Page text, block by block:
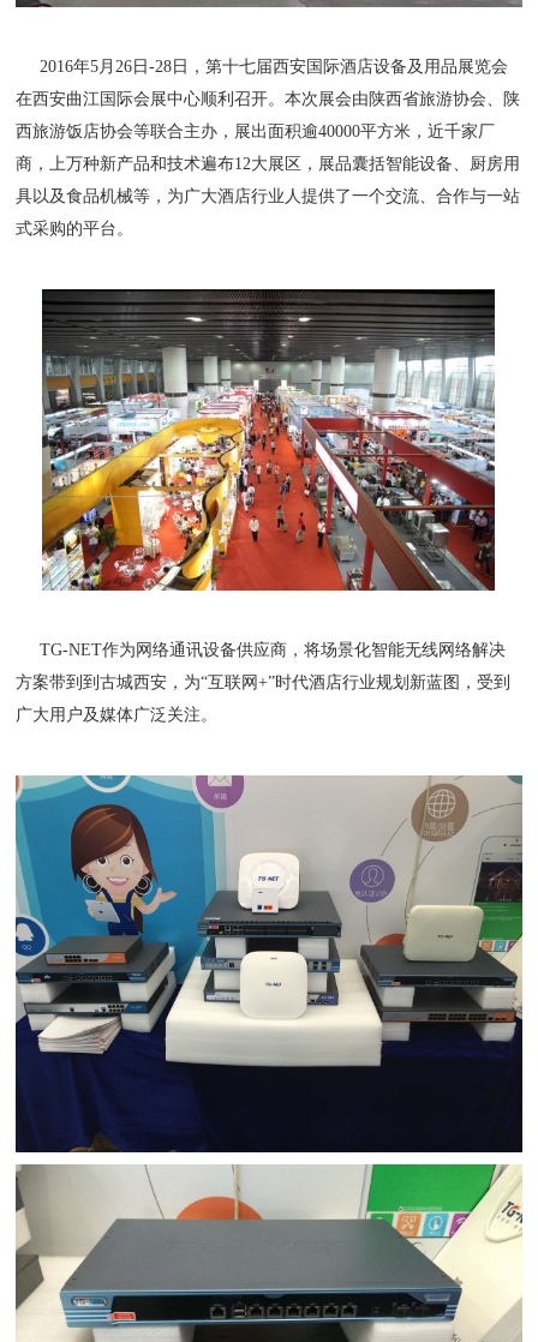
2016年5月26日-28日，第十七届西安国际酒店设备及用品展览会
在西安曲江国际会展中心顺利召开。本次展会由陕西省旅游协会、陕
西旅游饭店协会等联合主办，展出面积逾40000平方米，近千家厂
商，上万种新产品和技术遍布12大展区，展品囊括智能设备、厨房用
具以及食品机械等，为广大酒店行业人提供了一个交流、合作与一站
式采购的平台。
TG-NET作为网络通讯设备供应商，将场景化智能无线网络解决
方案带到到古城西安，为“互联网+”时代酒店行业规划新蓝图，受到
广大用户及媒体广泛关注。